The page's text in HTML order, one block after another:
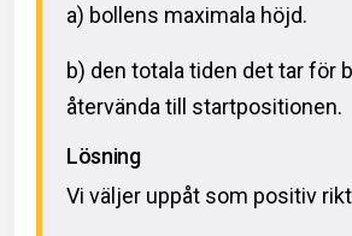
a) bollens maximala höjd.
b) den totala tiden det tar för
återvända till startpositionen.
Lösning
Vi väljer uppåt som positiv